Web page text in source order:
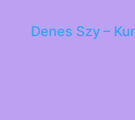
Denes Szy –